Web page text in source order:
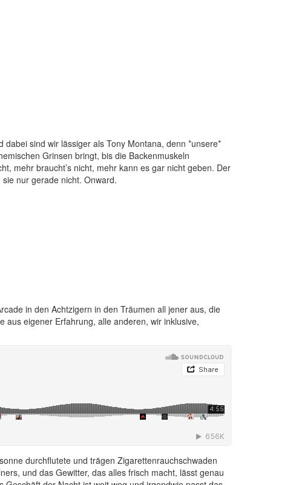
sind wir lässiger als Tony Montana, denn *unsere*
Grinsen bringt, bis die Backenmuskeln
mehr braucht’s nicht, mehr kann es gar nicht geben. Der
nur gerade nicht. Onward.
in den Achtzigern in den Träumen all jener aus, die
aus eigener Erfahrung, alle anderen, wir inklusive,
durchflutete und trägen Zigarettenrauchschwaden
und das Gewitter, das alles frisch macht, lässt genau